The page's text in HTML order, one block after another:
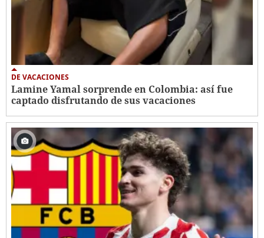
DE VACACIONES
Lamine Yamal sorprende en Colombia: así fue
captado disfrutando de sus vacaciones